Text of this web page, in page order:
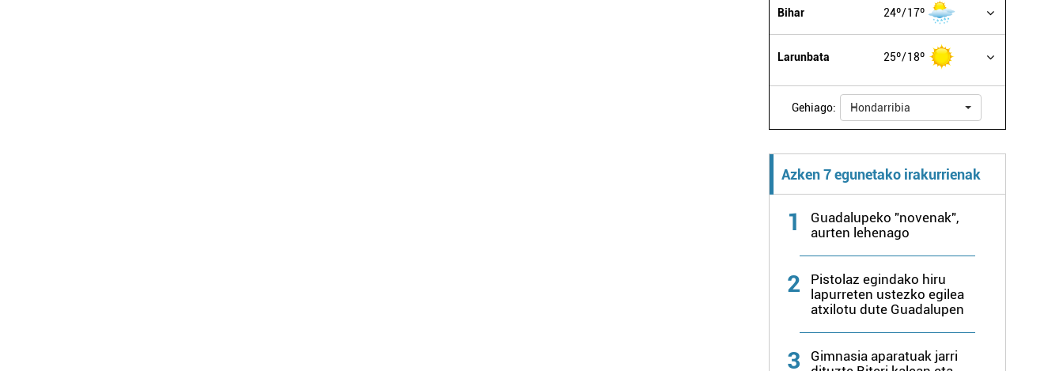
Bihar 24º 17º
Larunbata 25º 18º
Gehiago: Hondarribia
Azken 7 egunetako irakurrienak
1
Guadalupeko "novenak",
aurten lehenago
2
Pistolaz egindako hiru
lapurreten ustezko egilea
atxilotu dute Guadalupen
3
Gimnasia aparatuak jarri